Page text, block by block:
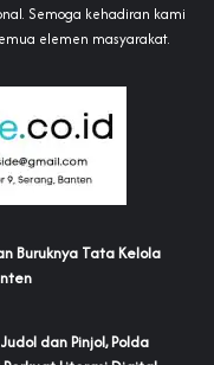
Semoga kehadiran kami
elemen masyarakat.
Buruknya Tata Kelola
dan Pinjol, Polda